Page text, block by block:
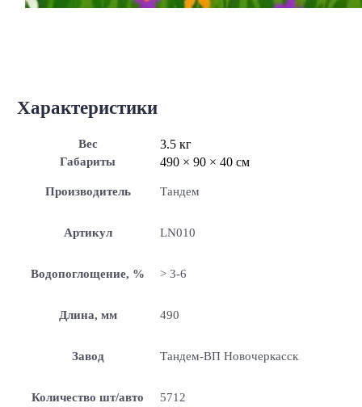
Характеристики
Вес 3.5 кг
Габариты 490 × 90 × 40 см
Производитель Тандем
Артикул LN010
Водопоглощение, % > 3-6
Длина, мм 490
Завод Тандем-ВП Новочеркасск
Количество шт/авто 5712